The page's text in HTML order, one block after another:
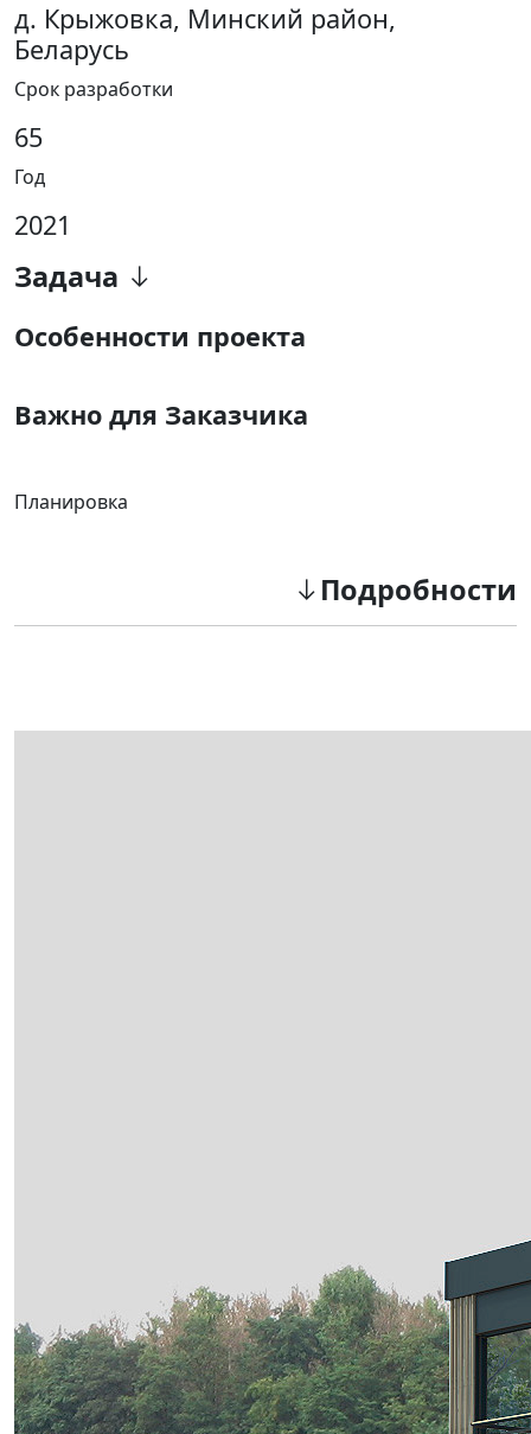
д. Крыжовка, Минский район,
Беларусь
Срок разработки
65
Год
2021
Задача
Особенности проекта
Важно для Заказчика
Планировка
Подробности